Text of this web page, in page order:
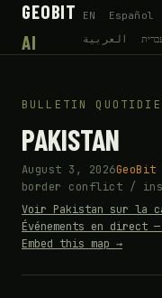
GEOBIT
AI
EN Español
العربية
BULLETIN
PAKISTAN
August 3, 2026
border conflict /
Voir Pakistan sur la
Événements en direct
Embed this map →